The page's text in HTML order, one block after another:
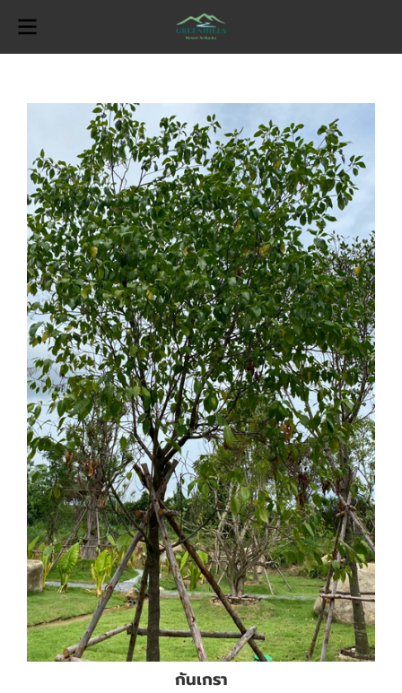
กันเกรา